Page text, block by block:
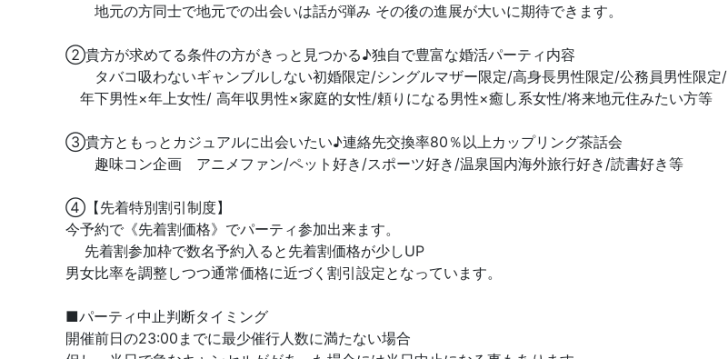
地元の方同士で地元での出会いは話が弾み その後の進展が大いに期待できます。
②貴方が求めてる条件の方がきっと見つかる♪独自で豊富な婚活パーティ内容
タバコ吸わないギャンブルしない初婚限定/シングルマザー限定/高身長男性限定/公務員男性限定/
年下男性×年上女性/ 高年収男性×家庭的女性/頼りになる男性×癒し系女性/将来地元住みたい方等
③貴方ともっとカジュアルに出会いたい♪連絡先交換率80％以上カップリング茶話会
趣味コン企画 アニメファン/ペット好き/スポーツ好き/温泉国内海外旅行好き/読書好き等
④【先着特別割引制度】
今予約で《先着割価格》でパーティ参加出来ます。
先着割参加枠で数名予約入ると先着割価格が少しUP
男女比率を調整しつつ通常価格に近づく割引設定となっています。
■パーティ中止判断タイミング
開催前日の23:00までに最少催行人数に満たない場合